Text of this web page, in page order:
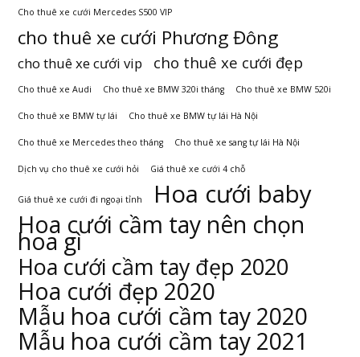
Cho thuê xe cưới Mercedes S500 VIP
cho thuê xe cưới Phương Đông
cho thuê xe cưới vip cho thuê xe cưới đẹp
Cho thuê xe Audi Cho thuê xe BMW 320i tháng Cho thuê xe BMW 520i
Cho thuê xe BMW tự lái Cho thuê xe BMW tự lái Hà Nội
Cho thuê xe Mercedes theo tháng Cho thuê xe sang tự lái Hà Nội
Dịch vụ cho thuê xe cưới hỏi Giá thuê xe cưới 4 chỗ
Giá thuê xe cưới đi ngoại tỉnh Hoa cưới baby
Hoa cưới cầm tay nên chọn
hoa gì
Hoa cưới cầm tay đẹp 2020
Hoa cưới đẹp 2020
Mẫu hoa cưới cầm tay 2020
Mẫu hoa cưới cầm tay 2021